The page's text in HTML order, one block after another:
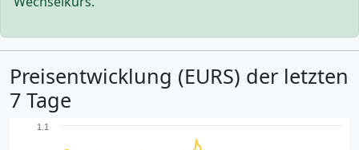
Preisentwicklung (EURS) der letzten
7 Tage
1.1